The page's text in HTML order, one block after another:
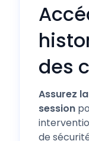
des
Assurez
session
de